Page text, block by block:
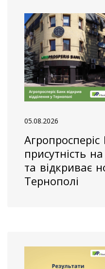
05.08.2026
присутність
та відкриває
Тернополі